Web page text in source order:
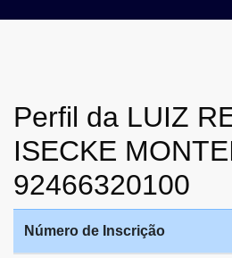
Perfil da LUIZ
ISECKE
92466320100
Número de Inscrição